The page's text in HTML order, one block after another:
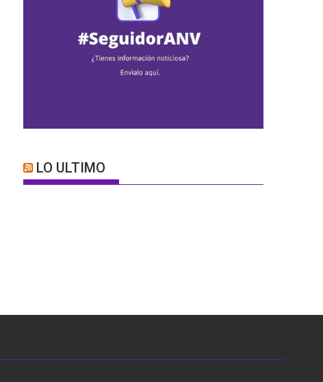
LO ULTIMO